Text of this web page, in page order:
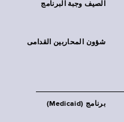
الصيف وجبة البرنامج
شؤون المحاربين القدامى
برنامج (Medicaid)